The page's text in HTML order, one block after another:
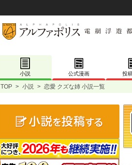
小説 公式漫画 投
TOP > 小説 > 恋愛 クズな姉 小説一覧